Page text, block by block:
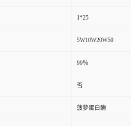
1*25
5W10W20W50
99％
否
菠萝蛋白酶